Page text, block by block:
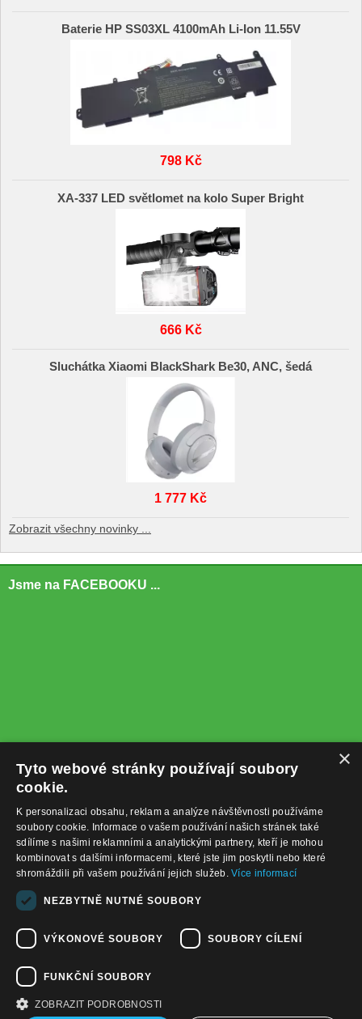
Baterie HP SS03XL 4100mAh Li-Ion 11.55V
798 Kč
XA-337 LED světlomet na kolo Super Bright
666 Kč
Sluchátka Xiaomi BlackShark Be30, ANC, šedá
1 777 Kč
Zobrazit všechny novinky ...
Jsme na FACEBOOKU ...
+420732122225
obchod@baterie-nabijecka.cz
Navigace
Úvodní strana
Nákupní košík
×
Tyto webové stránky používají soubory
cookie.
K personalizaci obsahu, reklam a analýze návštěvnosti používáme
soubory cookie. Informace o vašem používání našich stránek také
sdílíme s našimi reklamními a analytickými partnery, kteří je mohou
kombinovat s dalšími informacemi, které jste jim poskytli nebo které
shromáždili při vašem používání jejich služeb.Více informací
NEZBYTNĚ NUTNÉ SOUBORY
VÝKONOVÉ SOUBORY SOUBORY CÍLENÍ
FUNKČNÍ SOUBORY
ZOBRAZIT PODROBNOSTI